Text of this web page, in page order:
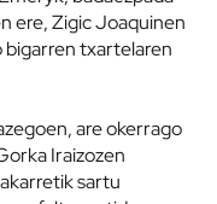
ere, Zigic Joaquinen
bigarren txartelaren
are okerrago
Iraizozen
sartu